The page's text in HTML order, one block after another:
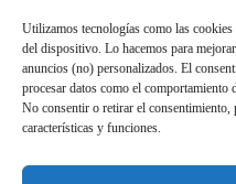
Utilizamos tecnologías como las
del dispositivo. Lo hacemos para
anuncios (no) personalizados. El
procesar datos como el
No consentir o retirar el consentimiento,
características y funciones.
Publicar el comentario